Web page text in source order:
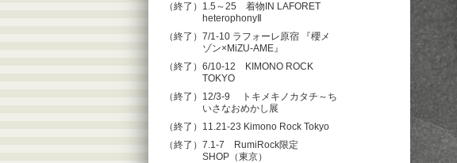
（終了）1.5～25 着物IN LAFORET
heterophonyⅡ
（終了）7/1-10 ラフォーレ原宿 『櫻メ
ゾン×MiZU-AME』
（終了）6/10-12 KIMONO ROCK
TOKYO
（終了）12/3-9 トキメキノカタチ～ち
いさなおめかし展
（終了）11.21-23 Kimono Rock Tokyo
（終了）7.1-7 RumiRock限定
SHOP（東京）